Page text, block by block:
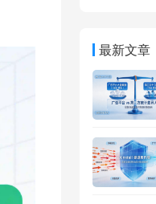
最新文章